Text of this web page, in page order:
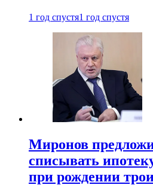
1 год спустя1 год спустя
Миронов
списывать
при рождении